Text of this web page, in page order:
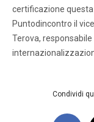
certificazione
Puntodincontro il
Terova,
Condividi